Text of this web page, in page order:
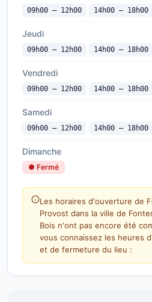
09h00 — 12h00 14h00 — 18h00
Jeudi
09h00 — 12h00 14h00 — 18h00
Vendredi
09h00 — 12h00 14h00 — 18h00
Samedi
09h00 — 12h00 14h00 — 18h00
Dimanche
● Fermé
Les horaires d'ouverture de
Provost dans la ville de
Bois n'ont pas encore été
vous connaissez les heures
et de fermeture du lieu :